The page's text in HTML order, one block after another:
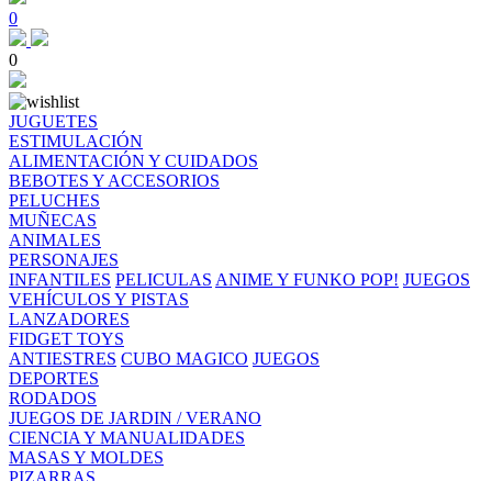
0
0
JUGUETES
ESTIMULACIÓN
ALIMENTACIÓN Y CUIDADOS
BEBOTES Y ACCESORIOS
PELUCHES
MUÑECAS
ANIMALES
PERSONAJES
INFANTILES PELICULAS ANIME Y FUNKO POP! JUEGOS
VEHÍCULOS Y PISTAS
LANZADORES
FIDGET TOYS
ANTIESTRES CUBO MAGICO JUEGOS
DEPORTES
RODADOS
JUEGOS DE JARDIN / VERANO
CIENCIA Y MANUALIDADES
MASAS Y MOLDES
PIZARRAS